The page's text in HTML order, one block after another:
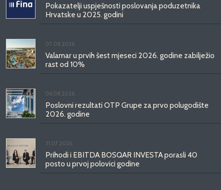
Pokazatelji uspješnosti poslovanja poduzetnika
Hrvatske u 2025. godini
07.08.2026.
Valamar u prvih šest mjeseci 2026. godine zabilježio
rast od 10%
06.08.2026.
Poslovni rezultati OTP Grupe za prvo polugodište
2026. godine
31.07.2026.
Prihodi i EBITDA BOSQAR INVESTA porasli 40
posto u prvoj polovici godine